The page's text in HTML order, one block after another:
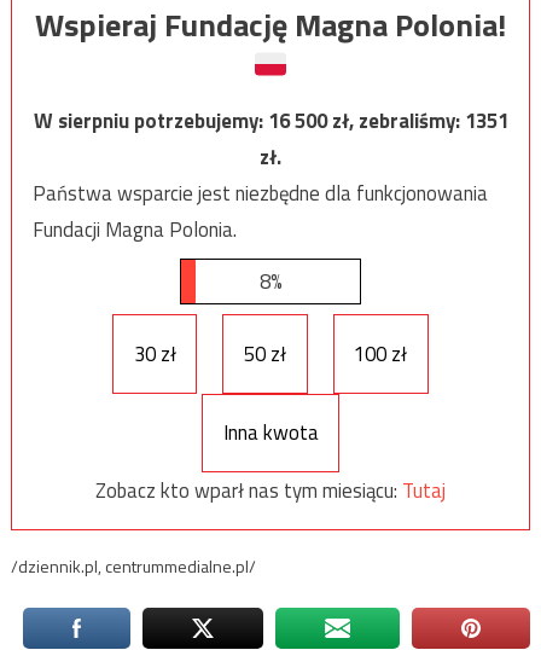
Wspieraj Fundację Magna Polonia!
W sierpniu potrzebujemy:16 500zł, zebraliśmy:1351
zł.
Państwa wsparcie jest niezbędne dla funkcjonowania
Fundacji Magna Polonia.
8%
30 zł 50 zł 100 zł
Inna kwota
Zobacz kto wparł nas tym miesiącu: Tutaj
/dziennik.pl, centrummedialne.pl/